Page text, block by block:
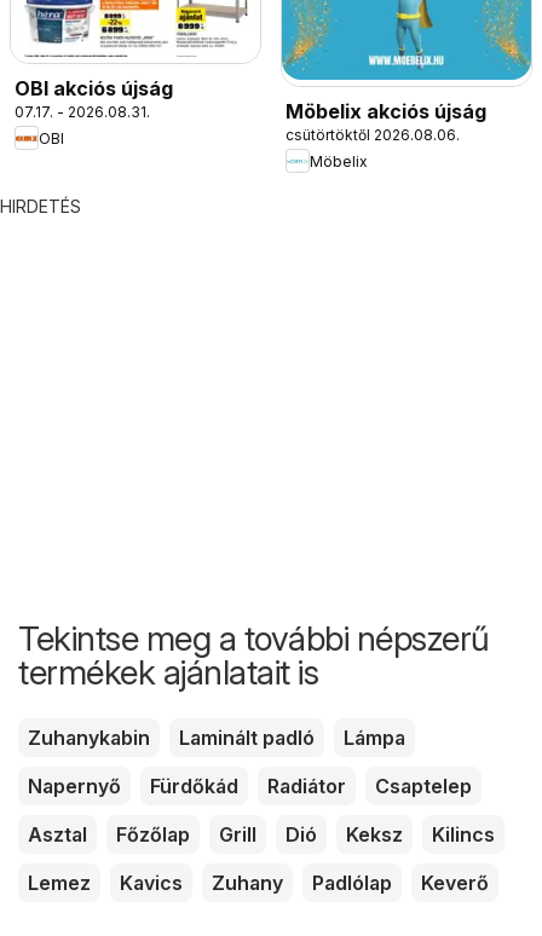
OBI akciós újság
07.17. - 2026.08.31.
OBI
Möbelix akciós újság
csütörtöktől 2026.08.06.
Möbelix
HIRDETÉS
Tekintse meg a további népszerű
termékek ajánlatait is
Zuhanykabin Laminált padló
Lámpa
Napernyő
Fürdőkád Radiátor
Csaptelep
Asztal
Főzőlap Grill Dió Keksz
Kilincs
Lemez
Kavics Zuhany Padlólap Keverő